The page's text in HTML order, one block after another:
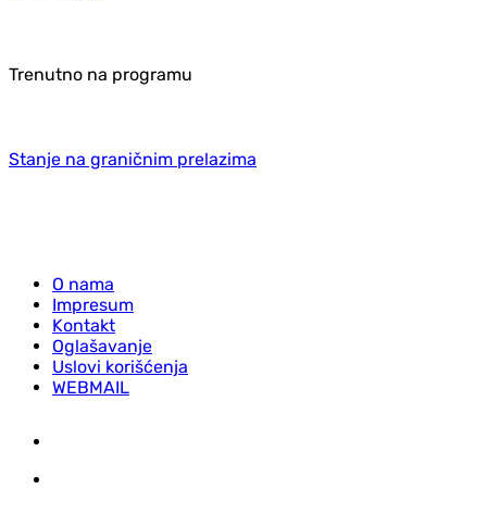
Trenutno na programu
Stanje na graničnim prelazima
O nama
Impresum
Kontakt
Oglašavanje
Uslovi korišćenja
WEBMAIL